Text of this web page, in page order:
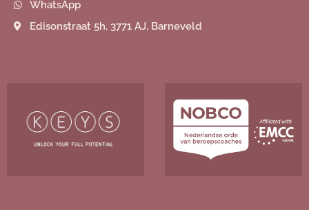
WhatsApp
Edisonstraat 5h, 3771 AJ, Barneveld